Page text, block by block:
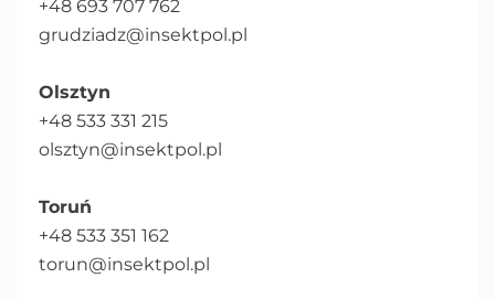
+48 693 707 762
grudziadz@insektpol.pl
Olsztyn
+48 533 331 215
olsztyn@insektpol.pl
Toruń
+48 533 351 162
torun@insektpol.pl